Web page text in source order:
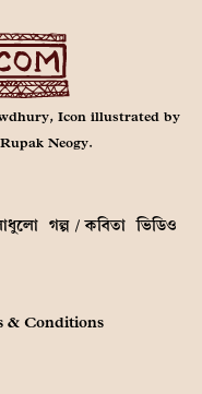
Icon illustrated by
Neogy.
গল্প / কবিতা ভিডিও
& Conditions